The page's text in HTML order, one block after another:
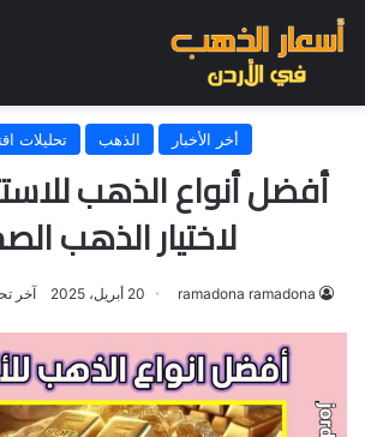
أخر الأخبار الذهب تحليلات
أفضل أنواع الذهب
لاختيار الذهب
ramadona ramadona 20 أبريل، 2025 آخر تحديث: